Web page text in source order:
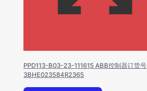
PPD113-B03-23-111615 ABB控制器订货号
3BHE023584R2365